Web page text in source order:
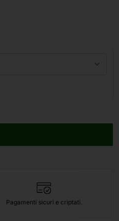
Pagamenti sicuri e criptati.